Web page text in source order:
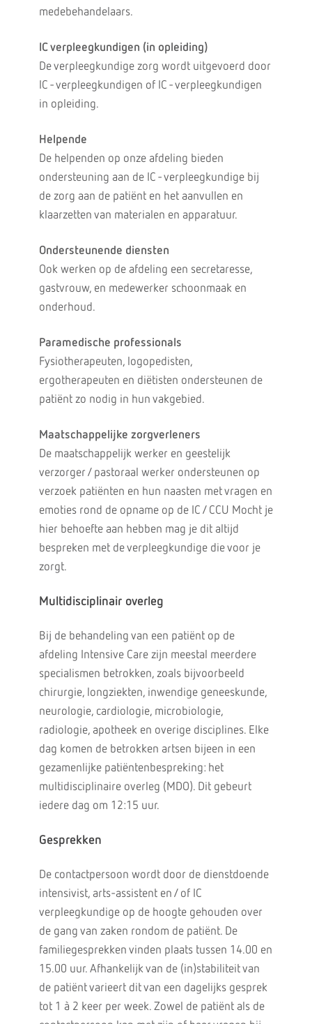
medebehandelaars.
IC verpleegkundigen (in opleiding)
De verpleegkundige zorg wordt uitgevoerd door
IC - verpleegkundigen of IC - verpleegkundigen
in opleiding.
Helpende
De helpenden op onze afdeling bieden
ondersteuning aan de IC - verpleegkundige bij
de zorg aan de patiënt en het aanvullen en
klaarzetten van materialen en apparatuur.
Ondersteunende diensten
Ook werken op de afdeling een secretaresse,
gastvrouw, en medewerker schoonmaak en
onderhoud.
Paramedische professionals
Fysiotherapeuten, logopedisten,
ergotherapeuten en diëtisten ondersteunen de
patiënt zo nodig in hun vakgebied.
Maatschappelijke zorgverleners
De maatschappelijk werker en geestelijk
verzorger / pastoraal werker ondersteunen op
verzoek patiënten en hun naasten met vragen en
emoties rond de opname op de IC / CCU Mocht je
hier behoefte aan hebben mag je dit altijd
bespreken met de verpleegkundige die voor je
zorgt.
Multidisciplinair overleg
Bij de behandeling van een patiënt op de
afdeling Intensive Care zijn meestal meerdere
specialismen betrokken, zoals bijvoorbeeld
chirurgie, longziekten, inwendige geneeskunde,
neurologie, cardiologie, microbiologie,
radiologie, apotheek en overige disciplines. Elke
dag komen de betrokken artsen bijeen in een
gezamenlijke patiëntenbespreking: het
multidisciplinaire overleg (MDO). Dit gebeurt
iedere dag om 12:15 uur.
Gesprekken
De contactpersoon wordt door de dienstdoende
intensivist, arts-assistent en / of IC
verpleegkundige op de hoogte gehouden over
de gang van zaken rondom de patiënt. De
familiegesprekken vinden plaats tussen 14.00 en
15.00 uur. Afhankelijk van de (in)stabiliteit van
de patiënt varieert dit van een dagelijks gesprek
tot 1 à 2 keer per week. Zowel de patiënt als de